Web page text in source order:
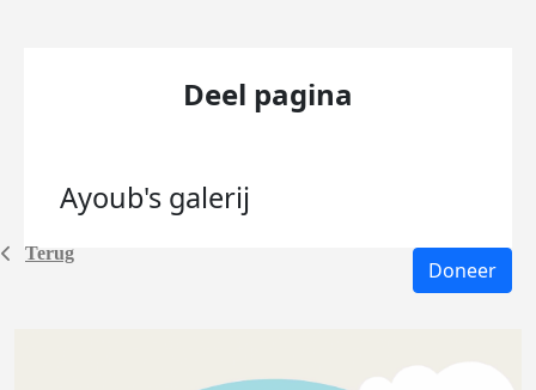
Terug
Deel pagina
Ayoub's galerij
Doneer